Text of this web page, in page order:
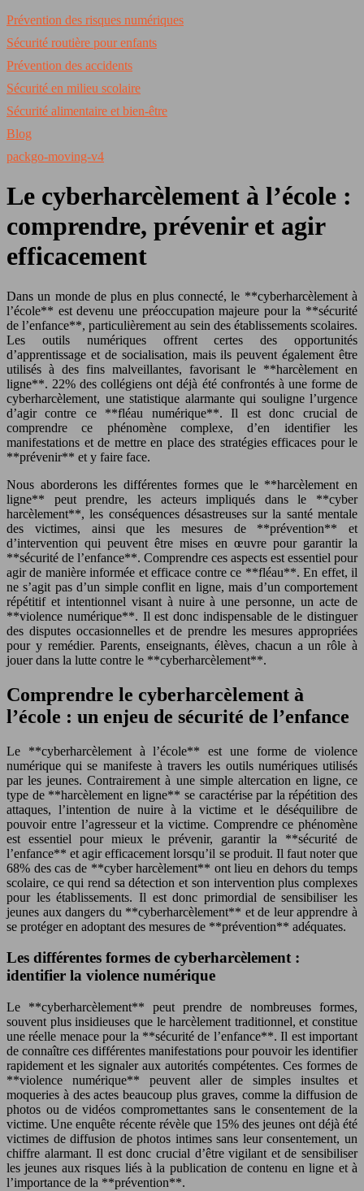
Prévention des risques numériques
Sécurité routière pour enfants
Prévention des accidents
Sécurité en milieu scolaire
Sécurité alimentaire et bien-être
Blog
packgo-moving-v4
Le cyberharcèlement à l’école :
comprendre, prévenir et agir
efficacement
Dans un monde de plus en plus connecté, le **cyberharcèlement à
l’école** est devenu une préoccupation majeure pour la **sécurité
de l’enfance**, particulièrement au sein des établissements scolaires.
Les outils numériques offrent certes des opportunités
d’apprentissage et de socialisation, mais ils peuvent également être
utilisés à des fins malveillantes, favorisant le **harcèlement en
ligne**. 22% des collégiens ont déjà été confrontés à une forme de
cyberharcèlement, une statistique alarmante qui souligne l’urgence
d’agir contre ce **fléau numérique**. Il est donc crucial de
comprendre ce phénomène complexe, d’en identifier les
manifestations et de mettre en place des stratégies efficaces pour le
**prévenir** et y faire face.
Nous aborderons les différentes formes que le **harcèlement en
ligne** peut prendre, les acteurs impliqués dans le **cyber
harcèlement**, les conséquences désastreuses sur la santé mentale
des victimes, ainsi que les mesures de **prévention** et
d’intervention qui peuvent être mises en œuvre pour garantir la
**sécurité de l’enfance**. Comprendre ces aspects est essentiel pour
agir de manière informée et efficace contre ce **fléau**. En effet, il
ne s’agit pas d’un simple conflit en ligne, mais d’un comportement
répétitif et intentionnel visant à nuire à une personne, un acte de
**violence numérique**. Il est donc indispensable de le distinguer
des disputes occasionnelles et de prendre les mesures appropriées
pour y remédier. Parents, enseignants, élèves, chacun a un rôle à
jouer dans la lutte contre le **cyberharcèlement**.
Comprendre le cyberharcèlement à
l’école : un enjeu de sécurité de l’enfance
Le **cyberharcèlement à l’école** est une forme de violence
numérique qui se manifeste à travers les outils numériques utilisés
par les jeunes. Contrairement à une simple altercation en ligne, ce
type de **harcèlement en ligne** se caractérise par la répétition des
attaques, l’intention de nuire à la victime et le déséquilibre de
pouvoir entre l’agresseur et la victime. Comprendre ce phénomène
est essentiel pour mieux le prévenir, garantir la **sécurité de
l’enfance** et agir efficacement lorsqu’il se produit. Il faut noter que
68% des cas de **cyber harcèlement** ont lieu en dehors du temps
scolaire, ce qui rend sa détection et son intervention plus complexes
pour les établissements. Il est donc primordial de sensibiliser les
jeunes aux dangers du **cyberharcèlement** et de leur apprendre à
se protéger en adoptant des mesures de **prévention** adéquates.
Les différentes formes de cyberharcèlement :
identifier la violence numérique
Le **cyberharcèlement** peut prendre de nombreuses formes,
souvent plus insidieuses que le harcèlement traditionnel, et constitue
une réelle menace pour la **sécurité de l’enfance**. Il est important
de connaître ces différentes manifestations pour pouvoir les identifier
rapidement et les signaler aux autorités compétentes. Ces formes de
**violence numérique** peuvent aller de simples insultes et
moqueries à des actes beaucoup plus graves, comme la diffusion de
photos ou de vidéos compromettantes sans le consentement de la
victime. Une enquête récente révèle que 15% des jeunes ont déjà été
victimes de diffusion de photos intimes sans leur consentement, un
chiffre alarmant. Il est donc crucial d’être vigilant et de sensibiliser
les jeunes aux risques liés à la publication de contenu en ligne et à
l’importance de la **prévention**.